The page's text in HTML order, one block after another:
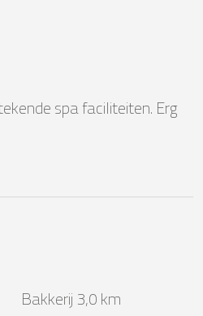
spa faciliteiten. Erg
Bakkerij 3,0 km